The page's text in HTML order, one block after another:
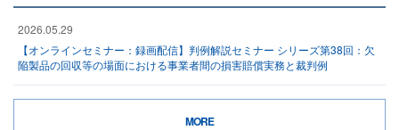
2026.05.29
【オンラインセミナー：録画配信】判例解説セミナー シリーズ第38回：欠
陥製品の回収等の場面における事業者間の損害賠償実務と裁判例
MORE